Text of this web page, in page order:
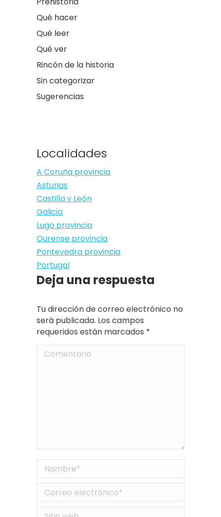
Qué hacer
Qué leer
Qué ver
Rincón de la historia
Sin categorizar
Sugerencias
Localidades
A Coruña provincia
Asturias
Castilla y León
Galicia
Lugo provincia
Ourense provincia
Pontevedra provincia
Portugal
Deja una respuesta
Tu dirección de correo electrónico no
será publicada. Los campos
requeridos están marcados *
Comentario
Nombre *
Correo electrónico *
Sitio web